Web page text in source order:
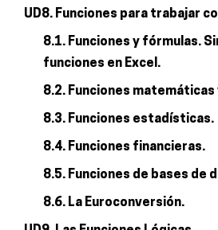
UD8. Funciones para trabajar
8.1. Funciones y fórmulas.
funciones en Excel.
8.2. Funciones
8.3. Funciones estadísticas.
8.4. Funciones financieras.
8.5. Funciones de bases de
8.6. La Euroconversión.